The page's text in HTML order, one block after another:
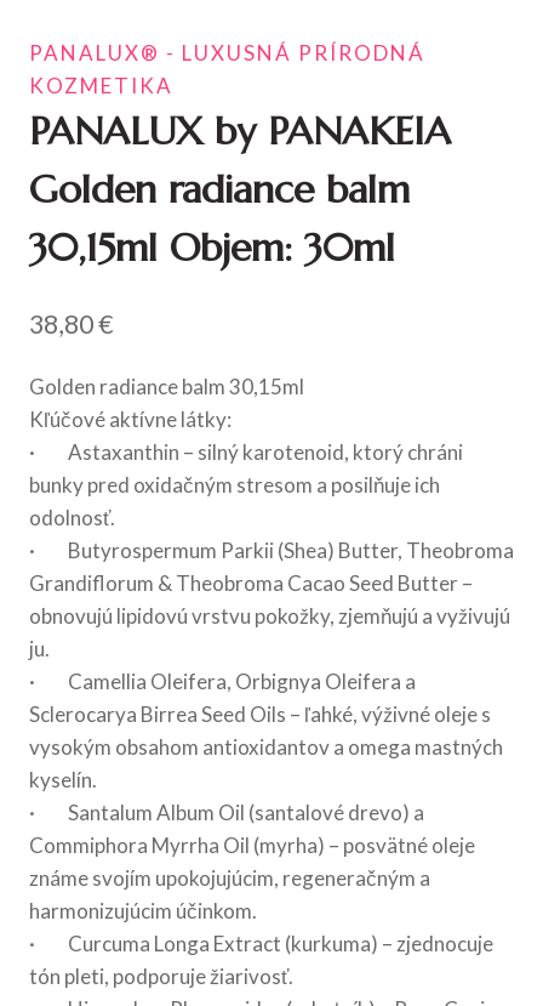
PANALUX® - LUXUSNÁ PRÍRODNÁ
KOZMETIKA
PANALUX by PANAKEIA
Golden radiance balm
30,15ml Objem: 30ml
38,80€
Golden radiance balm 30,15ml
Kľúčové aktívne látky:
· Astaxanthin – silný karotenoid, ktorý chráni
bunky pred oxidačným stresom a posilňuje ich
odolnosť.
· Butyrospermum Parkii (Shea) Butter, Theobroma
Grandiflorum & Theobroma Cacao Seed Butter –
obnovujú lipidovú vrstvu pokožky, zjemňujú a vyživujú
ju.
· Camellia Oleifera, Orbignya Oleifera a
Sclerocarya Birrea Seed Oils – ľahké, výživné oleje s
vysokým obsahom antioxidantov a omega mastných
kyselín.
· Santalum Album Oil (santalové drevo) a
Commiphora Myrrha Oil (myrha) – posvätné oleje
známe svojím upokojujúcim, regeneračným a
harmonizujúcim účinkom.
· Curcuma Longa Extract (kurkuma) – zjednocuje
tón pleti, podporuje žiarivosť.